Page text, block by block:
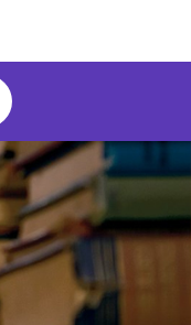
کتب نادر و کمیاب(19)
فلسفه و جامعه شناسی(151)
دانشگاهی و آموزشی(534)
ورزشی و تربیت بدنی